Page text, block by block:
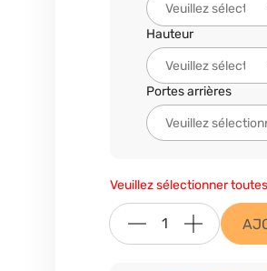
Hauteur
Portes arrières
Veuillez sélectionner